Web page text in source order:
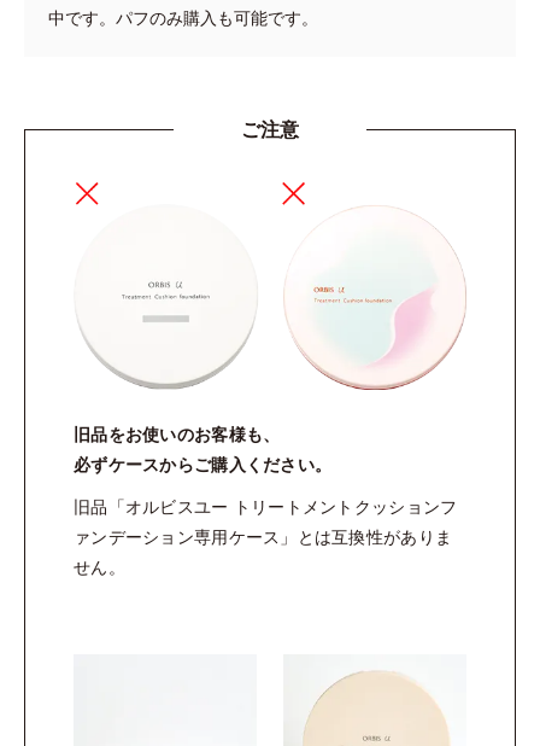
お悩み別ワンポイント！
気になる部分よりも少し広めの範囲に重ねる
パフの端を使うと部分的にタッピングしやすくなります
パフを持つ反対の手でこめかみ部分を引き上げながら重ねる
■頬の毛穴やほうれい線
パフを持つ反対の手で頬を引き上げながら重ねる
中です。パフのみ購入も可能です。
ご注意
旧品をお使いのお客様も、
必ずケースからご購入 ください。
旧品「オルビスユー トリートメントクッションフ
ァンデーション専用ケース」とは互換性がありま
せん。